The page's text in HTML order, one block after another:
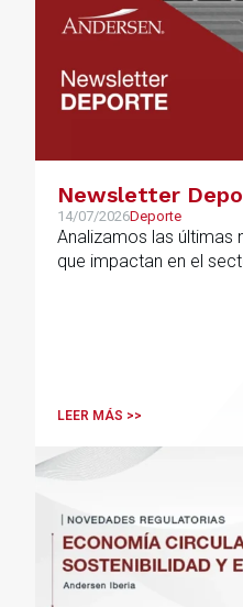
Newsletter
14/07/2026Deporte
Analizamos las últimas
que impactan en el
LEER MÁS >>